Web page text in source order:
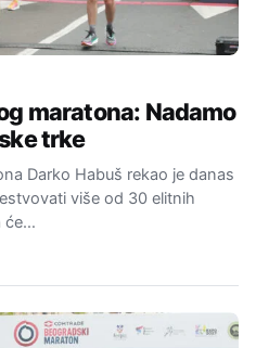
maratona: Nadamo
trke
Darko Habuš rekao je danas
više od 30 elitnih
će…